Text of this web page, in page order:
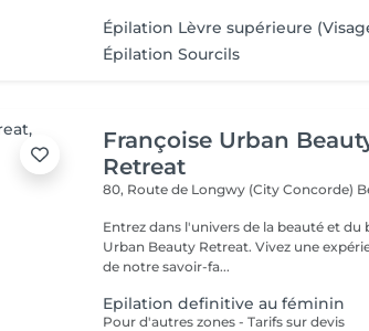
Épilation Lèvre supérieure
Épilation Sourcils
Françoise Urban
Retreat
80, Route de Longwy (City Concorde)
Entrez dans l'univers de la beauté et du
Urban Beauty Retreat. Vivez une
de notre savoir-fa...
Epilation definitive au féminin
Pour d'autres zones - Tarifs sur devis